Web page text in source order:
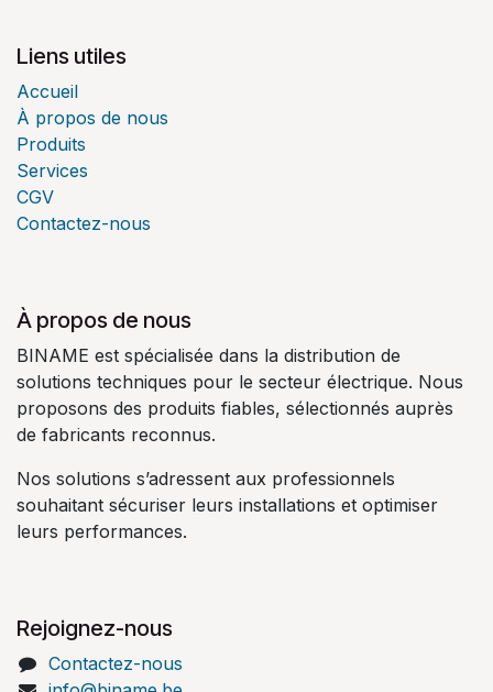
Liens utiles
Accueil
À propos de nous
Produits
Services
CGV
Contactez-nous
À propos de nous
BINAME est spécialisée dans la distribution de
solutions techniques pour le secteur électrique. Nous
proposons des produits fiables, sélectionnés auprès
de fabricants reconnus.
Nos solutions s’adressent aux professionnels
souhaitant sécuriser leurs installations et optimiser
leurs performances.
Rejoignez-nous
Contactez-nous